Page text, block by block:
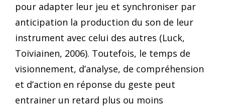
pour adapter leur jeu et synchroniser par
anticipation la production du son de leur
instrument avec celui des autres (Luck,
Toiviainen, 2006). Toutefois, le temps de
visionnement, d’analyse, de compréhension
et d’action en réponse du geste peut
entrainer un retard plus ou moins